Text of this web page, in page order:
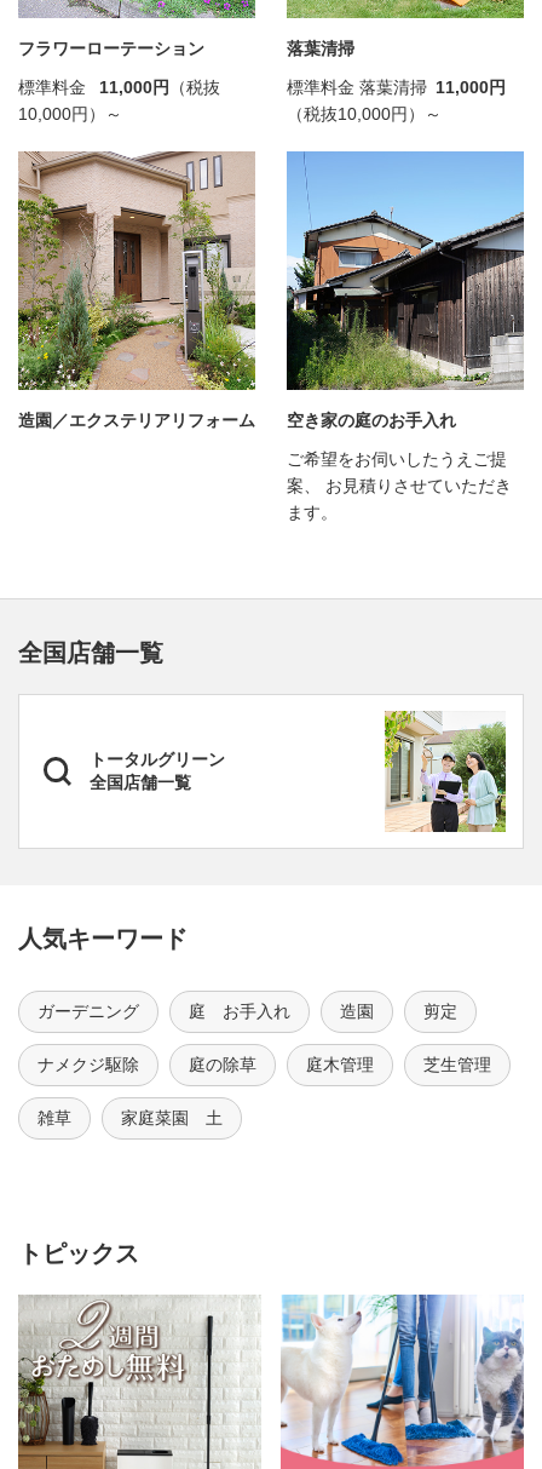
フラワーローテーション
標準料金
11,000円
（税抜
10,000円）～
落葉清掃
標準料金 落葉清掃 11,000円
（税抜10,000円）～
造園／エクステリアリフォーム
空き家の庭のお手入れ
ご希望をお伺いしたうえご提
案、 お見積りさせていただき
ます。
全国店舗一覧
トータルグリーン
全国店舗一覧
人気キーワード
ガーデニング 庭 お手入れ 造園 剪定
ナメクジ駆除 庭の除草 庭木管理 芝生管理
雑草 家庭菜園 土
トピックス